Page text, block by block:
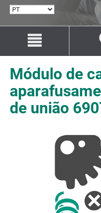
SELECIONAR
Avançar
o
conteúdo
Avançar
a
navegação
Módulo de
de união